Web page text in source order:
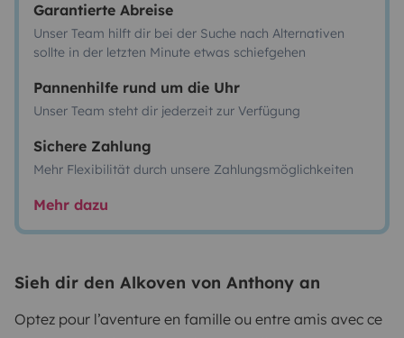
Garantierte Abreise
Unser Team hilft dir bei der Suche nach Alternativen
sollte in der letzten Minute etwas schiefgehen
Pannenhilfe rund um die Uhr
Unser Team steht dir jederzeit zur Verfügung
Sichere Zahlung
Mehr Flexibilität durch unsere Zahlungsmöglichkeiten
Mehr dazu
Sieh dir den Alkoven von Anthony an
Optez pour l’aventure en famille ou entre amis avec ce